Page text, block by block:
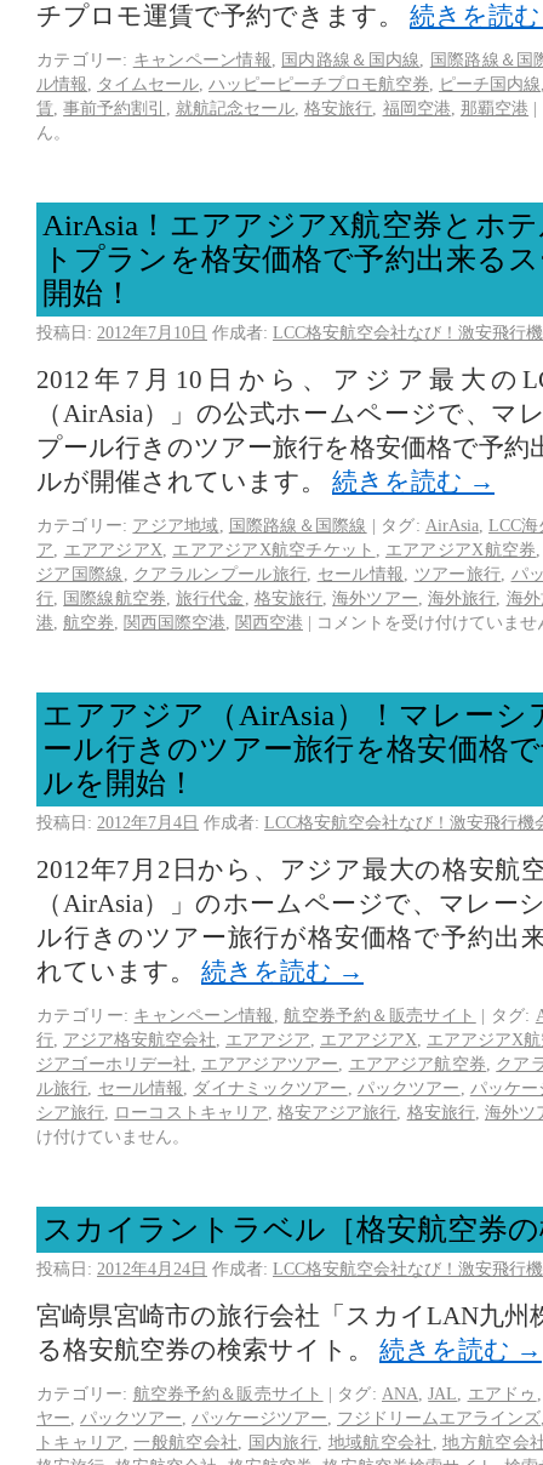
チプロモ運賃で予約できます。 続きを読
カテゴリー: キャンペーン情報 国内路線＆国内線
国際路線＆国
ル情報
タイムセール ハッピーピーチプロモ航空券 ピーチ国内線
賃 ,事前予約割引 就航記念セール ,格安旅行 福岡空港 那覇空港 |
ん。
AirAsia！エアアジアX航空券とホ
トプランを格安価格で予約出来る
開始！
投稿日: 2012年7月10日 作成者: LCC格安航空会社なび！激安飛行
2012年7月10日から、アジア最大の
（AirAsia）」の公式ホームページで、マ
プール行きのツアー旅行を格安価格で予約
ルが開催されています。 続きを読む →
カテゴリー: アジア地域 国際路線＆国際線 | タグ: AirAsia,LCC
ア
エアアジアX エアアジアX航空チケット エアアジアX航空券
ジア国際線
クアラルンプール旅行 セール情報 ツアー旅行
パ
行
国際線航空券 ,旅行代金 格安旅行 ,海外ツアー 海外旅行 海
港 航空券 関西国際空港 関西空港 | コメントを受け付けていませ
エアアジア（AirAsia）！マレー
ール行きのツアー旅行を格安価格
ルを開始！
投稿日: 2012年7月4日 作成者: LCC格安航空会社なび！激安飛行機
2012年7月2日から、アジア最大の格安航
（AirAsia）」のホームページで、マレー
ル行きのツアー旅行が格安価格で予約出
れています。 続きを読む →
カテゴリー: キャンペーン情報 ,航空券予約＆販売サイト | タグ:
行 アジア格安航空会社 エアアジア エアアジアX
エアアジアX
ジアゴーホリデー社
エアアジアツアー エアアジア航空券
クア
ル旅行
セール情報 ダイナミックツアー パックツアー
パッケ
シア旅行
ローコストキャリア ,格安アジア旅行 格安旅行, 海外ツ
け付けていません。
スカイラントラベル［格安航空券
投稿日: 2012年4月24日 作成者: LCC格安航空会社なび！激安飛行
宮崎県宮崎市の旅行会社「スカイLAN九州
る格安航空券の検索サイト。 続きを読む →
カテゴリー: 航空券予約＆販売サイト | タグ: ANA ,JAL エアドゥ
ヤー
パックツアー パッケージツアー フジドリームエアラインズ
トキャリア
,一般航空会社 国内旅行 地域航空会社 ,地方航空会